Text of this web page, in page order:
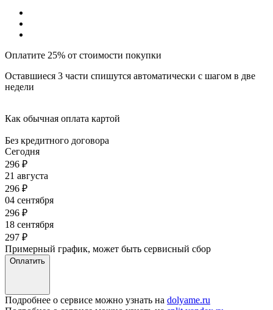
Оплатите 25% от стоимости покупки
Оставшиеся 3 части спишутся автоматически с шагом в две
недели
Как обычная оплата картой
Без кредитного договора
Сегодня
296 ₽
21 августа
296 ₽
04 сентября
296 ₽
18 сентября
297 ₽
Примерный график, может быть сервисный сбор
Оплатить
Подробнее о сервисе можно узнать на dolyame.ru